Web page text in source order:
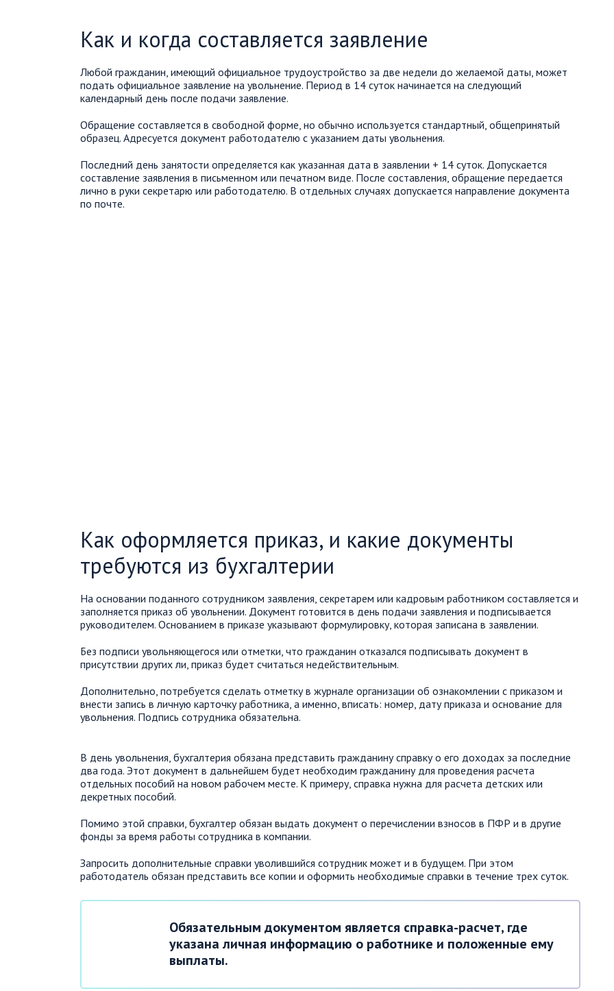
Как и когда составляется заявление
Любой гражданин, имеющий официальное трудоустройство за две недели до желаемой даты, может
подать официальное заявление на увольнение. Период в 14 суток начинается на следующий
календарный день после подачи заявление.
Обращение составляется в свободной форме, но обычно используется стандартный, общепринятый
образец. Адресуется документ работодателю с указанием даты увольнения.
Последний день занятости определяется как указанная дата в заявлении + 14 суток. Допускается
составление заявления в письменном или печатном виде. После составления, обращение передается
лично в руки секретарю или работодателю. В отдельных случаях допускается направление документа
по почте.
Как оформляется приказ, и какие документы
требуются из бухгалтерии
На основании поданного сотрудником заявления, секретарем или кадровым работником составляется и
заполняется приказ об увольнении. Документ готовится в день подачи заявления и подписывается
руководителем. Основанием в приказе указывают формулировку, которая записана в заявлении.
Без подписи увольняющегося или отметки, что гражданин отказался подписывать документ в
присутствии других ли, приказ будет считаться недействительным.
Дополнительно, потребуется сделать отметку в журнале организации об ознакомлении с приказом и
внести запись в личную карточку работника, а именно, вписать: номер, дату приказа и основание для
увольнения. Подпись сотрудника обязательна.
В день увольнения, бухгалтерия обязана представить гражданину справку о его доходах за последние
два года. Этот документ в дальнейшем будет необходим гражданину для проведения расчета
отдельных пособий на новом рабочем месте. К примеру, справка нужна для расчета детских или
декретных пособий.
Помимо этой справки, бухгалтер обязан выдать документ о перечислении взносов в ПФР и в другие
фонды за время работы сотрудника в компании.
Запросить дополнительные справки уволившийся сотрудник может и в будущем. При этом
работодатель обязан представить все копии и оформить необходимые справки в течение трех суток.
Обязательным документом является справка-расчет, где
указана личная информацию о работнике и положенные ему
выплаты.